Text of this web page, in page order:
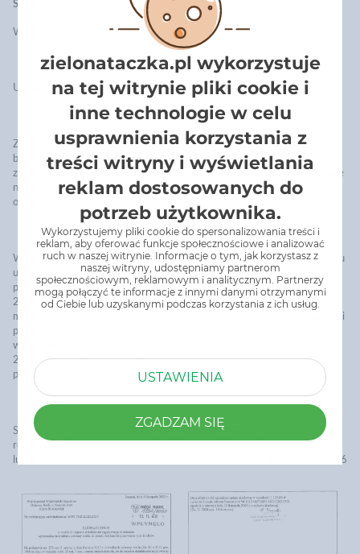
Skład produktu:
Wodny roztwór oleju roślinnego.
Uwaga!
Ze środków ochrony roślin należy korzystać z zachowaniem
bezpieczeństwa. Przed każdym użyciem przeczytaj informację
zamieszczone w etykiecie i informacje dotyczące produktu. Zwróć uwagę
na zwroty wskazujące rodzaj zagrożenia oraz przestrzegaj środków
ostrożności zamieszczonych w etykiecie.
W przypadku produktów będących środkami ochrony roślin w rozumieniu
ustawy o środkach ochrony roślin z dnia 8 marca 2013 r. (Dz. U. 2018
poz. 1310 ze zm.) oraz rozporządzenia nr 1107/2009 (Dz. U. 2011 nr
284 poz. 1673 ze zm.), złożyć zamówienie oraz być umową sprzedaży
mogą jedynie Klienci pełnoletni będący osobami fizycznymi posiadającymi
pełną zdolność do czynności prawnych oraz posiadającymi kwalifikacje
wymagane od osób nabywających środki ochrony roślin określone w art.
28 ustawy o środkach ochrony roślin z dnia 8 marca 2013 r. (Dz. U. 2018
poz. 1310 ze zm.).
Sprzedający posiada zaświadczenie o wpisie do rejestru działalności
regulowanej w zakresie wprowadzania środków ochrony roślin do obrotu
lub konfekcjonowania tych środków nr 30/19/20964 z dnia 2020-11-06
zielonataczka.pl wykorzystuje
na tej witrynie pliki cookie i
inne technologie w celu
usprawnienia korzystania z
treści witryny i wyświetlania
reklam dostosowanych do
potrzeb użytkownika.
Wykorzystujemy pliki cookie do spersonalizowania treści i
reklam, aby oferować funkcje społecznościowe i analizować
ruch w naszej witrynie. Informacje o tym, jak korzystasz z
naszej witryny, udostępniamy partnerom
społecznościowym, reklamowym i analitycznym. Partnerzy
mogą połączyć te informacje z innymi danymi otrzymanymi
od Ciebie lub uzyskanymi podczas korzystania z ich usług.
USTAWIENIA
ZGADZAM SIĘ